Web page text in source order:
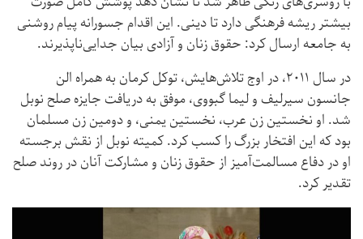
بیشتر ریشه فرهنگی دارد تا دینی. این اقدام جسورانه پیام روشنی
به جامعه ارسال کرد: حقوق زنان و آزادی بیان جدایی‌ناپذیرند.
در سال ۲۰۱۱، در اوج تلاش‌هایش، توکل کرمان به همراه الن
جانسون سیرلیف و لیما گبووی، موفق به دریافت جایزه صلح نوبل
شد. او نخستین زن عرب، نخستین یمنی، و دومین زن مسلمان
بود که این افتخار بزرگ را کسب کرد. کمیته نوبل از نقش برجسته
او در دفاع مسالمت‌آمیز از حقوق زنان و مشارکت آنان در روند صلح
تقدیر کرد.